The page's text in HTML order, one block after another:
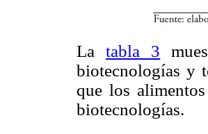
Latabla 3
biotecnologías y
que los
biotecnologías.